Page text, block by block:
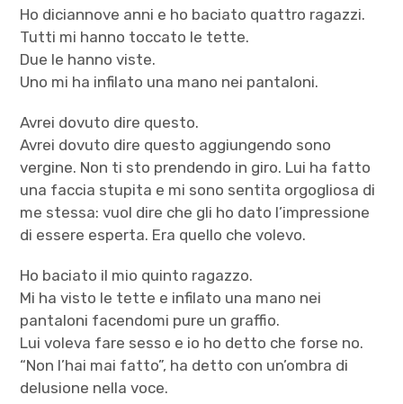
Ho diciannove anni e ho baciato quattro ragazzi.
Tutti mi hanno toccato le tette.
Due le hanno viste.
Uno mi ha infilato una mano nei pantaloni.
Avrei dovuto dire questo.
Avrei dovuto dire questo aggiungendo sono
vergine. Non ti sto prendendo in giro. Lui ha fatto
una faccia stupita e mi sono sentita orgogliosa di
me stessa: vuol dire che gli ho dato l’impressione
di essere esperta. Era quello che volevo.
Ho baciato il mio quinto ragazzo.
Mi ha visto le tette e infilato una mano nei
pantaloni facendomi pure un graffio.
Lui voleva fare sesso e io ho detto che forse no.
“Non l’hai mai fatto”, ha detto con un’ombra di
delusione nella voce.